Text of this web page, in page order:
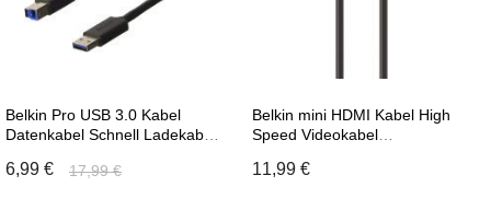
Belkin Pro USB 3.0 Kabel
Datenkabel Schnell Ladekabel
6,99 € 17,99 €
Belkin mini HDMI Kabel High
Speed Videokabel
11,99 €